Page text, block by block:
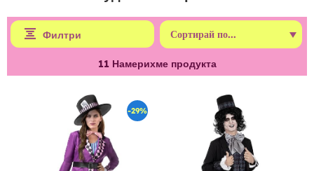
Филтри
11 Намерихме продукта
-29%